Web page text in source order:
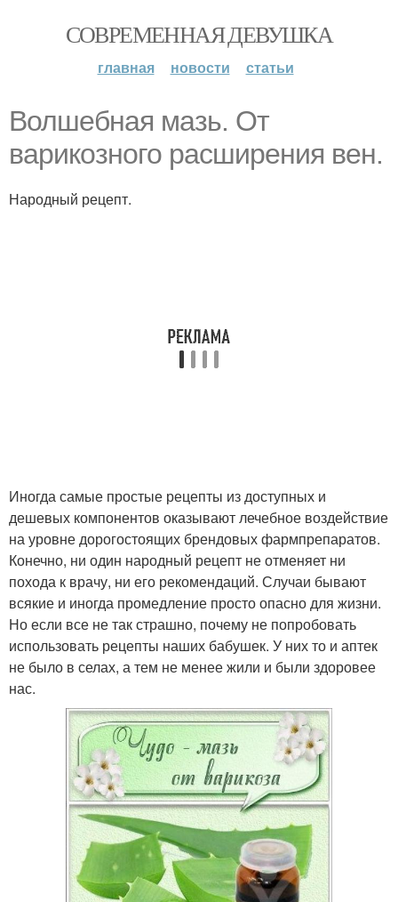
СОВРЕМЕННАЯ ДЕВУШКА
главная новости статьи
Волшебная мазь. От
варикозного расширения вен.
Народный рецепт.
Иногда самые простые рецепты из доступных и
дешевых компонентов оказывают лечебное воздействие
на уровне дорогостоящих брендовых фармпрепаратов.
Конечно, ни один народный рецепт не отменяет ни
похода к врачу, ни его рекомендаций. Случаи бывают
всякие и иногда промедление просто опасно для жизни.
Но если все не так страшно, почему не попробовать
использовать рецепты наших бабушек. У них то и аптек
не было в селах, а тем не менее жили и были здоровее
нас.